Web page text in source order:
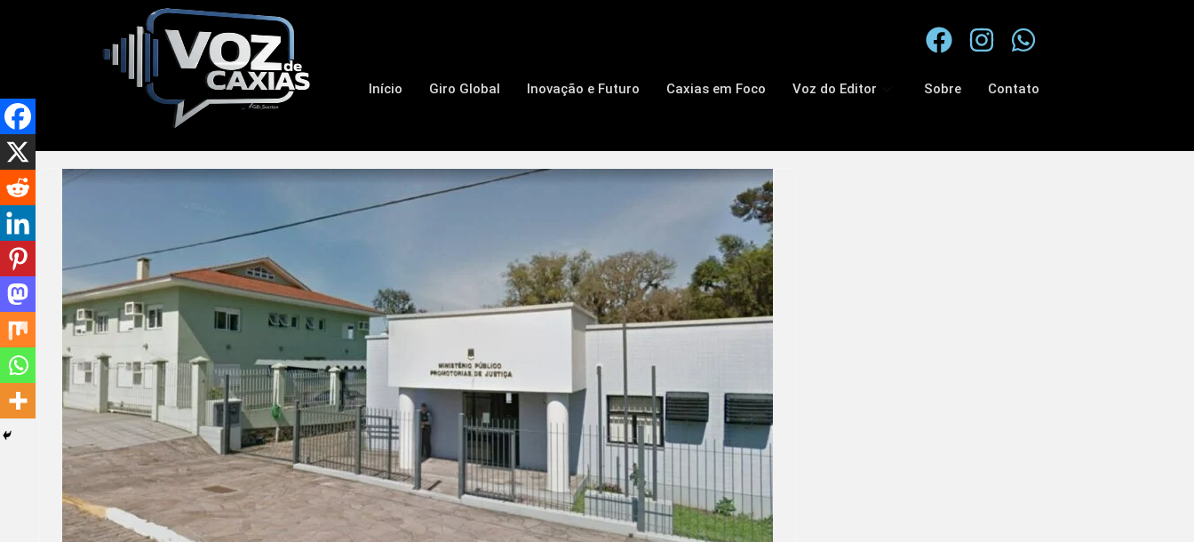
Início Giro Global Inovação e Futuro Caxias em Foco Voz do Editor Sobre Contato